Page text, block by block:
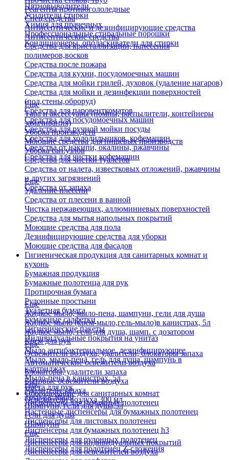
Пятновыводители
Усилители стирки
Химия для прачечных
Профессиональные стиральные порошки
Кондиционеры, ополаскиватели для стирки
Реагенты противогололедные
Спец.средства
Антисептические и дезинфицирующие средства
Антисептические средства
Средства для кристаллизации, нанесения
полимеров,восков
Средства после пожара
Средства для кухни, посудомоечных машин
Средства для мойки грилей, духовок (удаление нагаров)
Средства для мойки и дезинфекции поверхностей
(пол,стены,оброруд)
Средства для паровенткоматов
Средства для посудомоечных машин
Средства для ручной мойки посуды
Средства для холодильников, кофемашин
Средства от накипи, окалины, ржавчины
Средства для чистки кофемашин
Еще
Тара и аксессуары (помпы, распылители, контейнеры
замачивания)
Уборка производств
Моющие средства для пищевых производств
Уборка сан.узлов
Средства для чистки туалетов
Средства от налета, известковых отложений, ржавчины
и других загрязнений
Средства от запаха
Еще
Удаление плесени
Средства от плесени в ванной
Чистка нержавеющих, аллюминиевых поверхностей
Средства для мытья напольных покрытий
Моющие средства для пола
Дезинфицирующие средства для уборки
Моющие средства для фасадов
Гигиеническая продукция для санитарных комнат и
кухонь
Бумажная продукция
Бумажные полотенца для рук
Протирочная бумага
Рулонные простыни
Туалетная бумага
Бумажные салфетки
Гигиенические пакеты
Индивидуальные покрытия на унитаз
Еще
Жидкое мыло, мыло-пена, шампуни, гели для душа
Жидкое мыло (крем-мыло,гель-мыло)в канистрах, 5л
Жидкое мыло, гель для душа, шамп. с дозатором
Крем для рук
Мыло антибактериальное, дезинфицирующее
Мыло, мыло-пена, гель для душа, шампунь в
картриджах
Мыло-пена в канистрах, 5л
Паста для рук
Твердое мыло
Шампуни, гели для душа,5л
Гели для душа
Шампуни
Еще
Освежители воздуха, удалители, блокаторы запаха
Автоматические освежители воздуха
Блокаторы, удалители запаха
Бытовые освежители воздуха
Удалители запаха
Освежители воздуха 300 мл
Еще
Оборудование для санитарных комнат
Диспенсеры для бумажных полотенец
Настенные диспенсеры для бумажных полотенец
Диспенсеры для листовых полотенец
Диспенсеры для бумажных полотенец h3
Диспенсеры для рулонных полотенец
Диспенсеры для полотенец Z-сложения
Еще
Диспенсеры для индивидуальных покрытий
Диспенсеры для освежителей воздуха